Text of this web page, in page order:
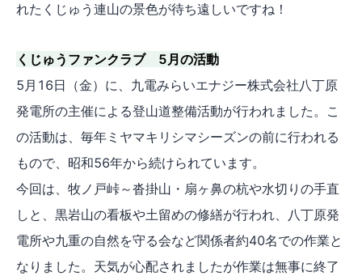
れたくじゅう連山の景色が待ち遠しいですね！
くじゅうファンクラブ 5月の活動
5月16日（金）に、九電みらいエナジー株式会社八丁原
発電所の主催による登山道整備活動が行われました。こ
の活動は、毎年ミヤマキリシマシーズンの前に行われる
もので、昭和56年から続けられています。
今回は、牧ノ戸峠～沓掛山・扇ヶ鼻の杭や水切りの手直
しと、黒岩山の看板や土留めの修繕が行われ、八丁原発
電所や九重の自然を守る会など関係者約40名での作業と
なりました。天気が心配されましたが作業は無事に終了